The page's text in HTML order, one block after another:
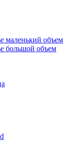
маленький объем
большой объем